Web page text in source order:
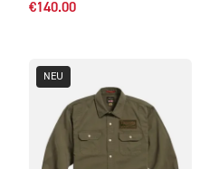
€140.00
NEU